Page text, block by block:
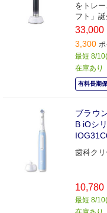
をトレ
フト」誕
33,000
3,300
最短 8/
在庫あり
有料長期
ブラウ
B iOシ
歯科ク
10,780
最短 8/